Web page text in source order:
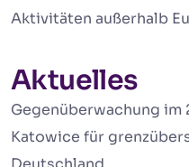
Aktivitäten außerhalb
Aktuelles
Gegenüberwachung im
Katowice für